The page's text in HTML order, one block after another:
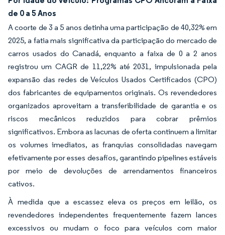
de 0 a 5 Anos
A coorte de 3 a 5 anos detinha uma participação de 40,32% em
2025, a fatia mais significativa da participação do mercado de
carros usados do Canadá, enquanto a faixa de 0 a 2 anos
registrou um CAGR de 11,22% até 2031, impulsionada pela
expansão das redes de Veículos Usados Certificados (CPO)
dos fabricantes de equipamentos originais. Os revendedores
organizados aproveitam a transferibilidade de garantia e os
riscos mecânicos reduzidos para cobrar prêmios
significativos. Embora as lacunas de oferta continuem a limitar
os volumes imediatos, as franquias consolidadas navegam
efetivamente por esses desafios, garantindo pipelines estáveis
por meio de devoluções de arrendamentos financeiros
cativos.
À medida que a escassez eleva os preços em leilão, os
revendedores independentes frequentemente fazem lances
excessivos ou mudam o foco para veículos com maior